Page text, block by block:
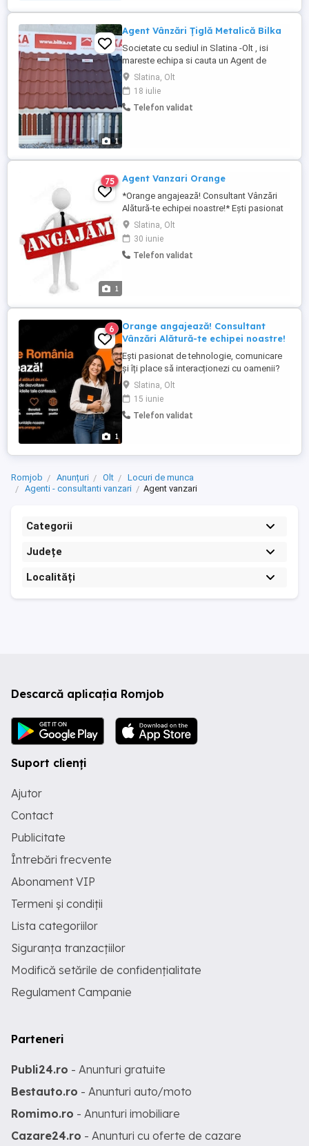
1
Agent Vânzări Țiglă Metalică Bilka
Societate cu sediul in Slatina -Olt , isi
mareste echipa si cauta un Agent de
vanzari dedicat si orientat spre rezultate,
pentru promovarea si comercializarea
tiglei metalice si a accesoriilor aferente.
Responsabilitati: Identificarea si
Slatina, Olt
18 iulie
Telefon validat
1
75 Agent Vanzari Orange
*Orange angajează! Consultant Vânzări
Alătură-te echipei noastre!* Ești pasionat
de tehnologie, comunicare și îți place să
interacționezi cu oamenii? Atunci avem
locul perfect pentru tine! *Locație: Slatina
Olt *Tip job:* Full-time Part-time
Slatina, Olt
30 iunie
Telefon validat
1
6
Orange angajează! Consultant
Vânzări Alătură-te echipei noastre!
Ești pasionat de tehnologie, comunicare
și îți place să interacționezi cu oamenii?
Atunci avem locul perfect pentru tine!
*Locație: Slatina Olt *Tip job:* Full-time
Part-time *Departament:* Vânzări D2D
*Profilul candidatului ideal:* - Abilități
Slatina, Olt
15 iunie
Telefon validat
Romjob Anunțuri Olt
Locuri de munca
Agenti - consultanti vanzari
Agent vanzari
Categorii
Județe
Localități
Descarcă aplicația Romjob
Suport clienți
Ajutor
Contact
Publicitate
Întrebări frecvente
Abonament VIP
Termeni și condiții
Lista categoriilor
Siguranța tranzacțiilor
Modifică setările de confidențialitate
Regulament Campanie
Parteneri
Publi24.ro - Anunturi gratuite
Bestauto.ro - Anunturi auto/moto
Romimo.ro - Anunturi imobiliare
Cazare24.ro - Anunturi cu oferte de cazare